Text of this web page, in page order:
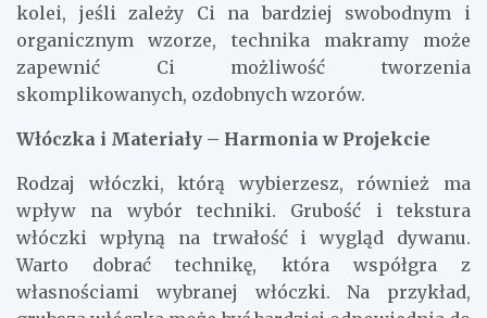
kolei, jeśli zależy Ci na bardziej swobodnym i
organicznym wzorze, technika makramy może
zapewnić Ci możliwość tworzenia
skomplikowanych, ozdobnych wzorów.
Włóczka i Materiały – Harmonia w Projekcie
Rodzaj włóczki, którą wybierzesz, również ma
wpływ na wybór techniki. Grubość i tekstura
włóczki wpłyną na trwałość i wygląd dywanu.
Warto dobrać technikę, która współgra z
własnościami wybranej włóczki. Na przykład,